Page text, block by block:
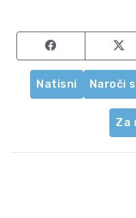
Share on
Natisni Naroči
Za